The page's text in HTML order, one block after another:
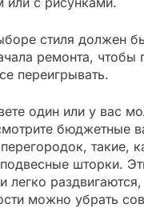
стиля должен
ремонта, чтобы
переигрывать.
один или у вас
бюджетные
такие,
шторки.
легко
можно убрать